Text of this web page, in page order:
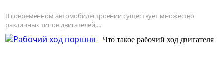
В современном автомобилестроении существует множество
различных типов двигателей,...
Что такое рабочий ход двигателя